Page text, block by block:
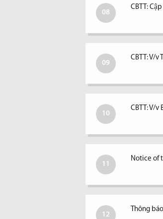
08
CBTT:
09
CBTT: V/
10
CBTT: V/v
11
Notice of
12
Thông